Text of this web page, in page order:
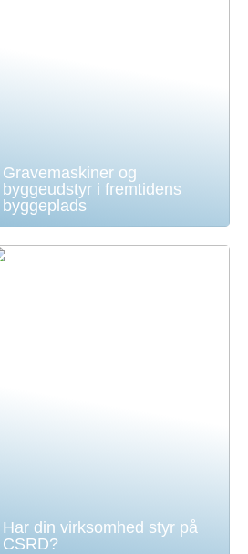
Gravemaskiner og
byggeudstyr i fremtidens
byggeplads
Har din virksomhed styr på
CSRD?